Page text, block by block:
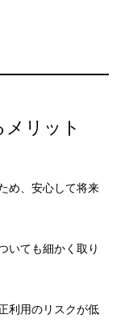
リット
め、安心して将来
いても細かく取り
利用のリスクが低